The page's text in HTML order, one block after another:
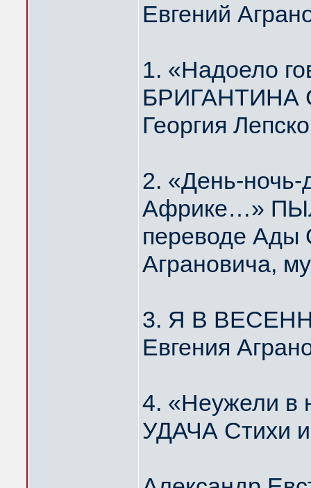
Евгений
1. «Надоело
БРИГАНТИНА
Георгия
2. «День-
Африке…»
переводе Ады
Аграновича,
3. Я В
Евгения
4. «Неужели
УДАЧА Стихи и